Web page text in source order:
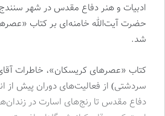
ادبیات و هنر دفاع مقدس در شهر سنندج
حضرت آیت‌الله خامنه‌ای بر کتاب
شد.
کتاب «عصرهای کریسکان»، خاطرات
سردشتی) از فعالیت‌های دوران پیش از
دفاع مقدس تا رنج‌های اسارت در